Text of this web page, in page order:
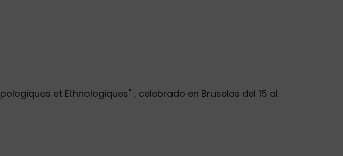
et Ethnologiques" , celebrado en Bruselas del 15 al